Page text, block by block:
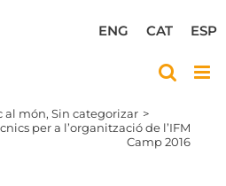
ESP
CAT
ENG
al món Sin categorizar
per a l’organització de l’IFM
Camp 2016